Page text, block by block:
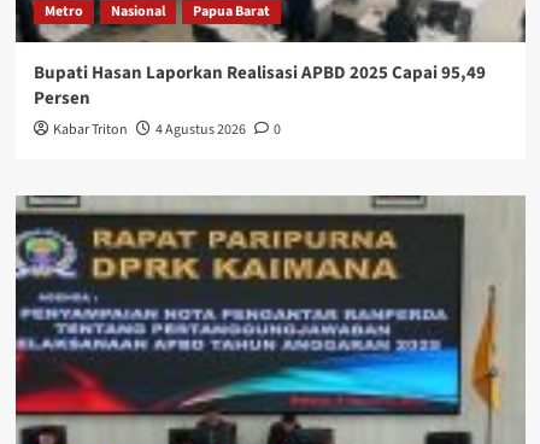
Metro Nasional Papua Barat
Bupati Hasan Laporkan Realisasi APBD 2025 Capai 95,49
Persen
Kabar Triton 4 Agustus 2026 0